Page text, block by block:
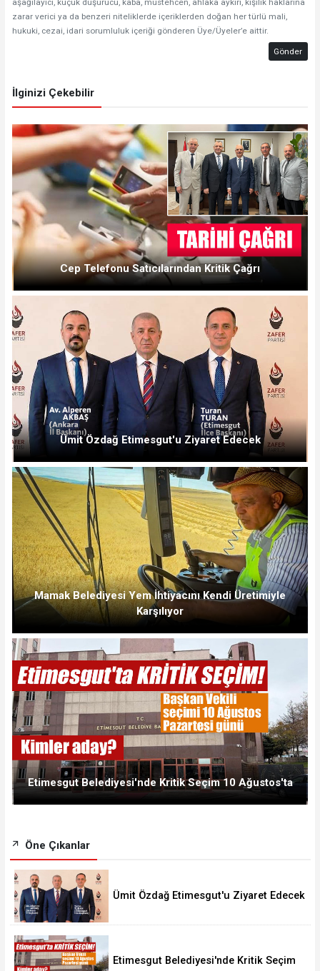
aşağılayıcı, küçük düşürücü, kaba, müstehcen, ahlaka aykırı, kişilik haklarına
zarar verici ya da benzeri niteliklerde içeriklerden doğan her türlü mali,
hukuki, cezai, idari sorumluluk içeriği gönderen Üye/Üyeler’e aittir.
Gönder
İlginizi Çekebilir
Cep Telefonu Satıcılarından Kritik Çağrı
Ümit Özdağ Etimesgut'u Ziyaret Edecek
Mamak Belediyesi Yem İhtiyacını Kendi Üretimiyle
Karşılıyor
Etimesgut Belediyesi'nde Kritik Seçim 10 Ağustos'ta
Öne Çıkanlar
Ümit Özdağ Etimesgut'u Ziyaret Edecek
Etimesgut Belediyesi'nde Kritik Seçim